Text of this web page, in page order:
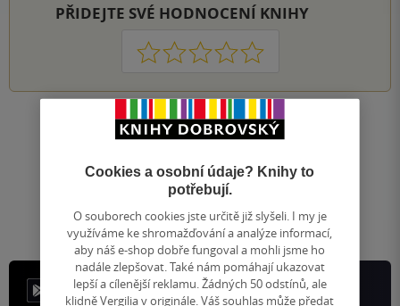
PŘIDEJTE SVÉ HODNOCENÍ KNIHY
1 2 3 4 5
Nahoru
1
Přejít
na
stránku
/ 1
Cookies a osobní údaje? Knihy to
potřebují.
O souborech cookies jste určitě již slyšeli. I my je
využíváme ke shromažďování a analýze informací,
aby náš e-shop dobře fungoval a mohli jsme ho
nadále zlepšovat. Také nám pomáhají ukazovat
lepší a cílenější reklamu. Žádných 50 odstínů, ale
klidně Vergilia v originále. Váš souhlas může předat